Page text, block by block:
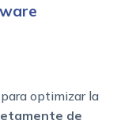
optimizar la
de